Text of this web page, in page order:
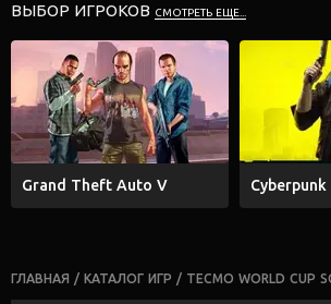
ВЫБОР ИГРОКОВ СМОТРЕТЬ ЕЩЕ...
Grand Theft Auto V Cyberpunk
ГЛАВНАЯ / КАТАЛОГ ИГР / TECMO WORLD CUP